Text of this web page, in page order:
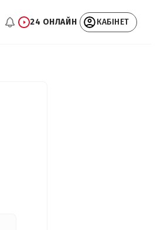
24 ОНЛАЙН КАБІНЕТ